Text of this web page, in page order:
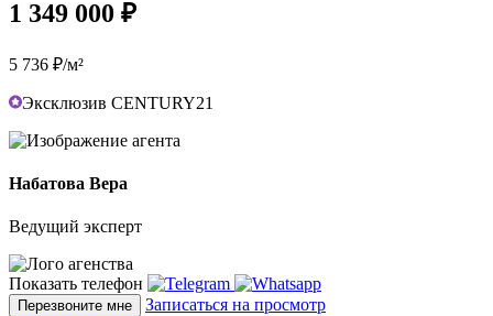
1 349 000 ₽
5 736 ₽/м²
Эксклюзив CENTURY21
Набатова Вера
Ведущий эксперт
Показать телефон
Перезвоните мне
Записаться на просмотр